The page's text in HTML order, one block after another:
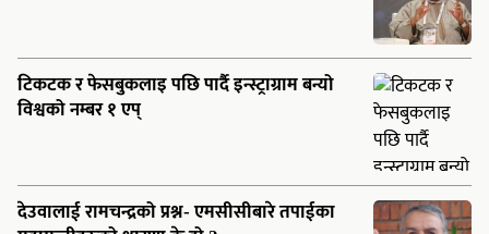
टिकटक र फेसबुकलाइ पछि पार्दै इन्स्ट्राग्राम बन्यो
विश्वको नम्बर १ एप्
देउवालाई रामचन्द्रको प्रश्न- एमसीसीबारे तपाईका